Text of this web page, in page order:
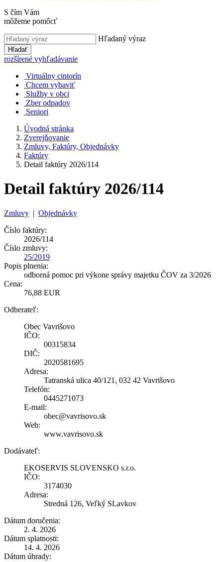
S čím Vám
môžeme pomôcť
Hľadaný výraz
Hľadať
rozšírené vyhľadávanie
Virtuálny cintorín
Chcem vybaviť
Služby v obci
Zber odpadov
Seniori
Úvodná stránka
Zverejňovanie
Zmluvy, Faktúry, Objednávky
Faktúry
Detail faktúry 2026/114
Detail faktúry 2026/114
Zmluvy | Objednávky
Číslo faktúry:
2026/114
Číslo zmluvy:
25/2019
Popis plnenia:
odborná pomoc pri výkone správy majetku ČOV za 3/2026
Cena:
76,88 EUR
Odberateľ:
Obec Vavrišovo
IČO:
00315834
DIČ:
2020581695
Adresa:
Tatranská ulica 40/121, 032 42 Vavrišovo
Telefón:
0445271073
E-mail:
obec@vavrisovo.sk
Web:
www.vavrisovo.sk
Dodávateľ:
EKOSERVIS SLOVENSKO s.r.o.
IČO:
3174030
Adresa:
Stredná 126, Veľký SLavkov
Dátum doručenia:
2. 4. 2026
Dátum splatnosti:
14. 4. 2026
Dátum úhrady: